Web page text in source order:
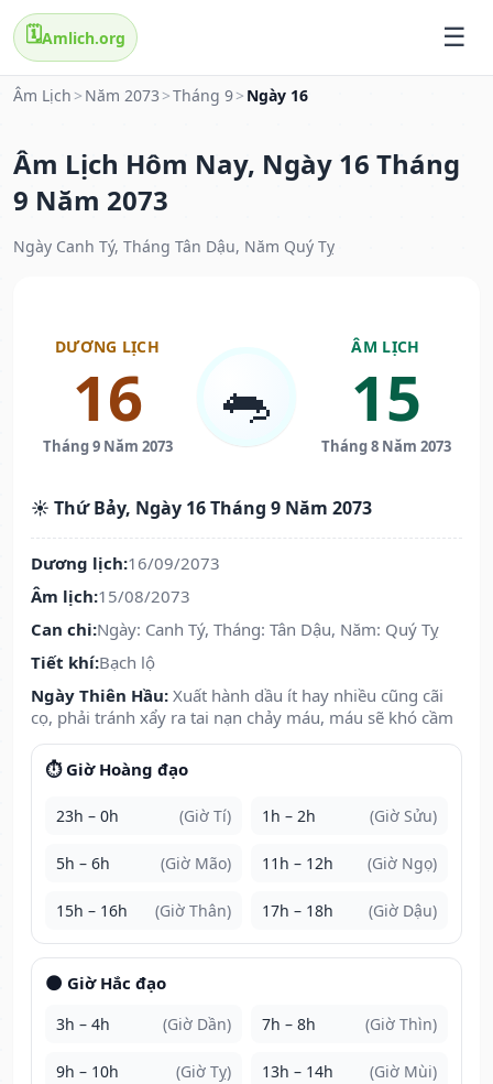
🗓️Amlich.org
Âm Lịch > Năm 2073 >Tháng 9> Ngày 16
Âm Lịch Hôm Nay, Ngày 16 Tháng
9 Năm 2073
Ngày Canh Tý, Tháng Tân Dậu, Năm Quý Tỵ
DƯƠNG LỊCH
16
Tháng 9 Năm 2073
🐀
ÂM LỊCH
15
Tháng 8 Năm 2073
☀️ Thứ Bảy, Ngày 16 Tháng 9 Năm 2073
Dương lịch:16/09/2073
Âm lịch:15/08/2073
Can chi:Ngày: Canh Tý, Tháng: Tân Dậu, Năm: Quý Tỵ
Tiết khí:Bạch lộ
Ngày Thiên Hầu: Xuất hành dầu ít hay nhiều cũng cãi
cọ, phải tránh xẩy ra tai nạn chảy máu, máu sẽ khó cầm
⏱️ Giờ Hoàng đạo
23h – 0h (Giờ Tí) 1h – 2h (Giờ Sửu)
5h – 6h (Giờ Mão) 11h – 12h (Giờ Ngọ)
15h – 16h (Giờ Thân) 17h – 18h (Giờ Dậu)
🌑 Giờ Hắc đạo
3h – 4h (Giờ Dần) 7h – 8h (Giờ Thìn)
9h – 10h (Giờ Tỵ) 13h – 14h (Giờ Mùi)